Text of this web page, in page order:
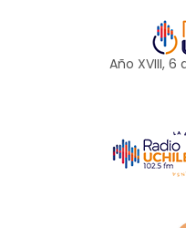
Año XVIII, 6